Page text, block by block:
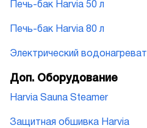
Печь-бак Harvia 50 л
Печь-бак Harvia 80 л
Электрический
Доп. Оборудование
Harvia Sauna Steamer
Защитная обшивка Harvia